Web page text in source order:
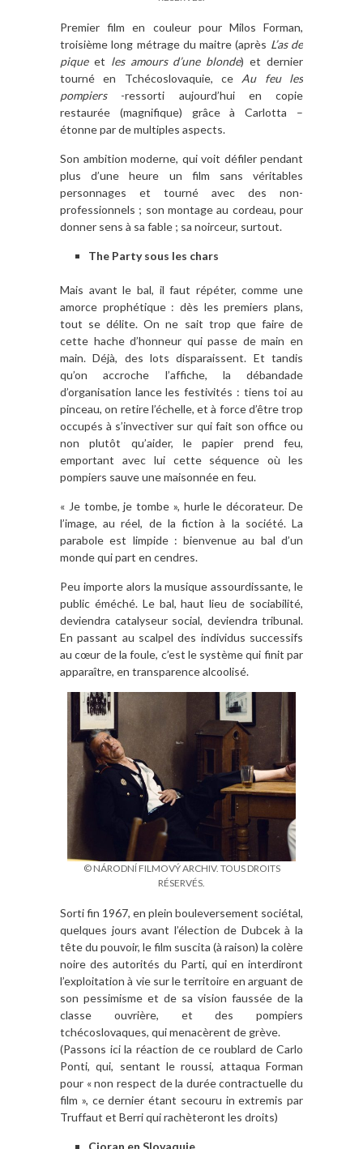
Premier film en couleur pour Milos Forman,
troisième long métrage du maitre (après L’as de
piqueet les amours d’une blonde) et dernier
tourné en Tchécoslovaquie, ceAu feu les
pompiers-ressorti aujourd’hui en copie
restaurée (magnifique) grâce à Carlotta –
étonne par de multiples aspects.
Son ambition moderne, qui voit défiler pendant
plus d’une heure un film sans véritables
personnages et tourné avec des non-
professionnels ; son montage au cordeau, pour
donner sens à sa fable ; sa noirceur, surtout.
The Party sous les chars
Mais avant le bal, il faut répéter, comme une
amorce prophétique : dès les premiers plans,
tout se délite. On ne sait trop que faire de
cette hache d’honneur qui passe de main en
main. Déjà, des lots disparaissent. Et tandis
qu’on accroche l’affiche, la débandade
d’organisation lance les festivités : tiens toi au
pinceau, on retire l’échelle, et à force d’être trop
occupés à s’invectiver sur qui fait son office ou
non plutôt qu’aider, le papier prend feu,
emportant avec lui cette séquence où les
pompiers sauve une maisonnée en feu.
« Je tombe, je tombe », hurle le décorateur. De
l’image, au réel, de la fiction à la société. La
parabole est limpide : bienvenue au bal d’un
monde qui part en cendres.
Peu importe alors la musique assourdissante, le
public éméché. Le bal, haut lieu de sociabilité,
deviendra catalyseur social, deviendra tribunal.
En passant au scalpel des individus successifs
au cœur de la foule, c’est le système qui finit par
apparaître, en transparence alcoolisé.
© NÁRODNÍ FILMOVÝ ARCHIV. TOUS DROITS
RÉSERVÉS.
Sorti fin 1967, en plein bouleversement sociétal,
quelques jours avant l’élection de Dubcek à la
tête du pouvoir, le film suscita (à raison) la colère
noire des autorités du Parti, qui en interdiront
l’exploitation à vie sur le territoire en arguant de
son pessimisme et de sa vision faussée de la
classe ouvrière, et des pompiers
tchécoslovaques, qui menacèrent de grève.
(Passons ici la réaction de ce roublard de Carlo
Ponti, qui, sentant le roussi, attaqua Forman
pour « non respect de la durée contractuelle du
film », ce dernier étant secouru in extremis par
Truffaut et Berri qui rachèteront les droits)